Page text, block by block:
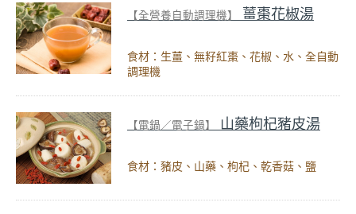
【全營養自動調理機】 薑棗花椒湯
食材：生薑、無籽紅棗、花椒、水、全自動
調理機
【電鍋／電子鍋】 山藥枸杞豬皮湯
食材：豬皮、山藥、枸杞、乾香菇、鹽